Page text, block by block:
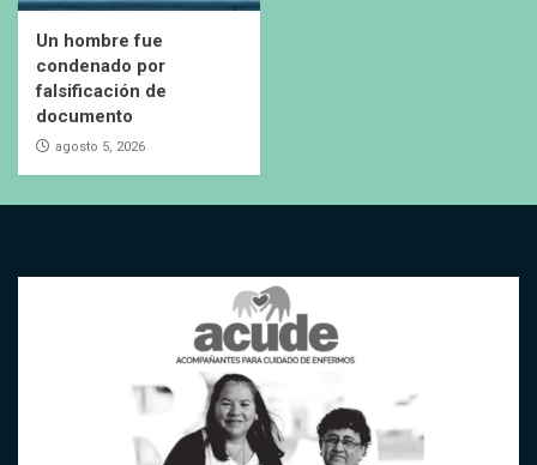
Un hombre fue
condenado por
falsificación de
documento
agosto 5, 2026